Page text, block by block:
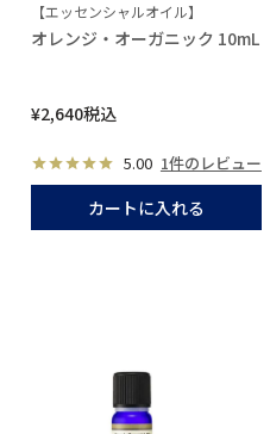
【エッセンシャルオイル】
オレンジ・オーガニック 10mL
¥2,640税込
5.00 1件のレビュー
カートに入れる